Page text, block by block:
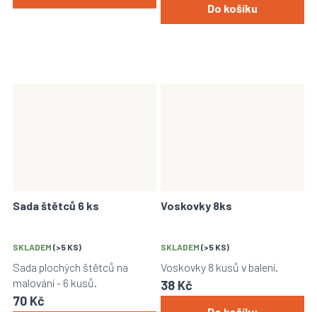
Do košíku
Sada štětců 6 ks
SKLADEM (>5 KS)
70 Kč
Sada plochých štětců na
malování - 6 kusů.
Voskovky 8ks
SKLADEM (>5 KS)
38 Kč
Voskovky 8 kusů v balení.